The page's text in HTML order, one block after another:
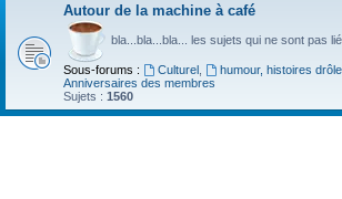
Autour de la machine à café
bla...bla...bla... les sujets qui ne sont pas
Sous-forums : Culturel, humour, histoires
Anniversaires des membres
Sujets : 1560